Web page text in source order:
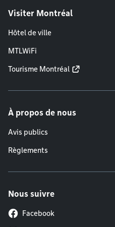
Visiter Montréal
Hôtel de ville
MTLWiFi
Tourisme Montréal
À propos de nous
Avis publics
Règlements
Nous suivre
Facebook